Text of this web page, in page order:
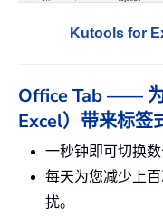
Kutools for
Office Tab ——
Excel）带来标签
一秒钟即可切换数
每天为您减少上
扰。